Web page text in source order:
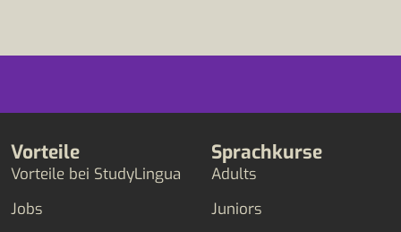
Vorteile
Vorteile bei StudyLingua
Jobs
Sprachkurse
Adults
Juniors